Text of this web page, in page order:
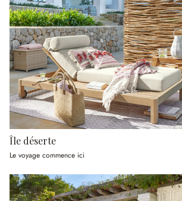
Île déserte
Le voyage commence ici